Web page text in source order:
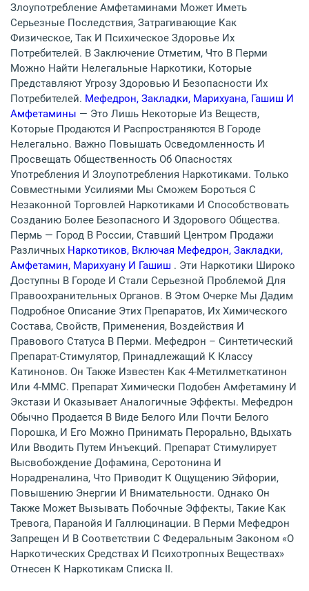
Злоупотребление Амфетаминами Может Иметь
Серьезные Последствия, Затрагивающие Как
Физическое, Так И Психическое Здоровье Их
Потребителей. В Заключение Отметим, Что В Перми
Можно Найти Нелегальные Наркотики, Которые
Представляют Угрозу Здоровью И Безопасности Их
Потребителей. Мефедрон, Закладки, Марихуана, Гашиш И
Амфетамины — Это Лишь Некоторые Из Веществ,
Которые Продаются И Распространяются В Городе
Нелегально. Важно Повышать Осведомленность И
Просвещать Общественность Об Опасностях
Употребления И Злоупотребления Наркотиками. Только
Совместными Усилиями Мы Сможем Бороться С
Незаконной Торговлей Наркотиками И Способствовать
Созданию Более Безопасного И Здорового Общества.
Пермь — Город В России, Ставший Центром Продажи
Различных Наркотиков, Включая Мефедрон, Закладки,
Амфетамин, Марихуану И Гашиш . Эти Наркотики Широко
Доступны В Городе И Стали Серьезной Проблемой Для
Правоохранительных Органов. В Этом Очерке Мы Дадим
Подробное Описание Этих Препаратов, Их Химического
Состава, Свойств, Применения, Воздействия И
Правового Статуса В Перми. Мефедрон – Синтетический
Препарат-Стимулятор, Принадлежащий К Классу
Катинонов. Он Также Известен Как 4-Метилметкатинон
Или 4-ММС. Препарат Химически Подобен Амфетамину И
Экстази И Оказывает Аналогичные Эффекты. Мефедрон
Обычно Продается В Виде Белого Или Почти Белого
Порошка, И Его Можно Принимать Перорально, Вдыхать
Или Вводить Путем Инъекций. Препарат Стимулирует
Высвобождение Дофамина, Серотонина И
Норадреналина, Что Приводит К Ощущению Эйфории,
Повышению Энергии И Внимательности. Однако Он
Также Может Вызывать Побочные Эффекты, Такие Как
Тревога, Паранойя И Галлюцинации. В Перми Мефедрон
Запрещен И В Соответствии С Федеральным Законом «О
Наркотических Средствах И Психотропных Веществах»
Отнесен К Наркотикам Списка II.